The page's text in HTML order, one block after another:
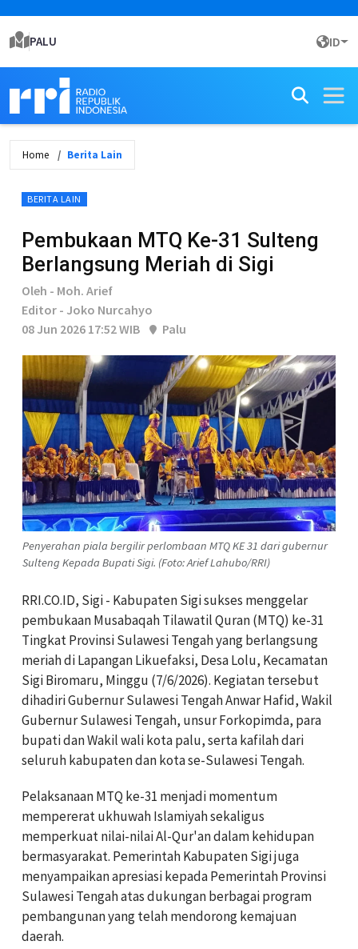
PALU ID
Home Berita Lain
BERITA LAIN
Pembukaan MTQ Ke-31 Sulteng
Berlangsung Meriah di Sigi
Oleh - Moh. Arief
Editor - Joko Nurcahyo
08 Jun 2026 17:52 WIB
Palu
Penyerahan piala bergilir perlombaan MTQ KE 31 dari gubernur
Sulteng Kepada Bupati Sigi. (Foto: Arief Lahubo/RRI)
RRI.CO.ID, Sigi - Kabupaten Sigi sukses menggelar
pembukaan Musabaqah Tilawatil Quran (MTQ) ke-31
Tingkat Provinsi Sulawesi Tengah yang berlangsung
meriah di Lapangan Likuefaksi, Desa Lolu, Kecamatan
Sigi Biromaru, Minggu (7/6/2026). Kegiatan tersebut
dihadiri Gubernur Sulawesi Tengah Anwar Hafid, Wakil
Gubernur Sulawesi Tengah, unsur Forkopimda, para
bupati dan Wakil wali kota palu, serta kafilah dari
seluruh kabupaten dan kota se-Sulawesi Tengah.
Pelaksanaan MTQ ke-31 menjadi momentum
mempererat ukhuwah Islamiyah sekaligus
memperkuat nilai-nilai Al-Qur'an dalam kehidupan
bermasyarakat. Pemerintah Kabupaten Sigi juga
menyampaikan apresiasi kepada Pemerintah Provinsi
Sulawesi Tengah atas dukungan berbagai program
pembangunan yang telah mendorong kemajuan
daerah.